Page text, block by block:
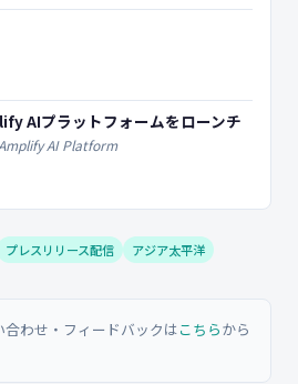
AIプラットフォームをローンチ
AI Platform
プレスリリース配信 アジア太平洋
わせ・フィードバックはこちらから